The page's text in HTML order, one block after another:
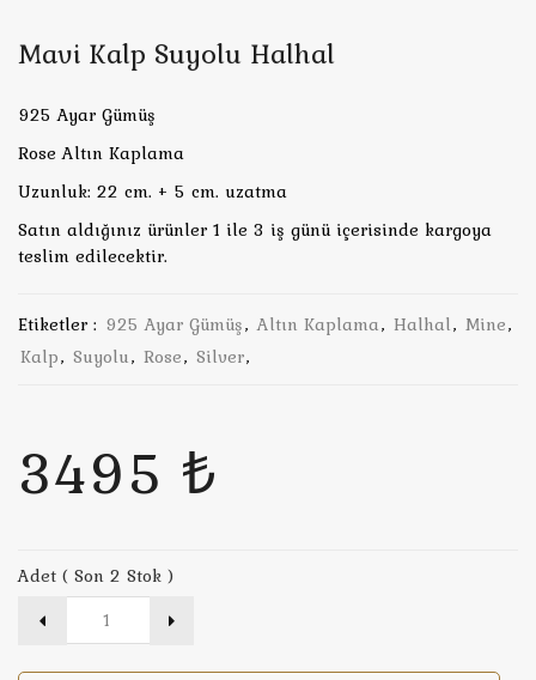
Mavi Kalp Suyolu Halhal
925 Ayar Gümüş
Rose Altın Kaplama
Uzunluk: 22 cm. + 5 cm. uzatma
Satın aldığınız ürünler 1 ile 3 iş günü içerisinde kargoya
teslim edilecektir.
Etiketler : 925 Ayar Gümüş, Altın Kaplama, Halhal, Mine,
Kalp, Suyolu, Rose, Silver,
3495 ₺
Adet ( Son 2 Stok )